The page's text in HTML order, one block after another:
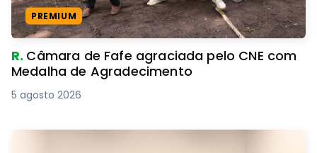
PREMIUM
R. Câmara de Fafe agraciada pelo CNE com
Medalha de Agradecimento
5 agosto 2026